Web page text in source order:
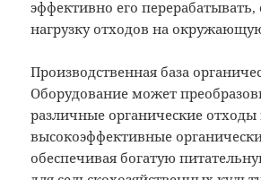
эффективно его перерабатывать,
нагрузку отходов на
Производственная база
Оборудование может
различные органические отходы
высокоэффективные
обеспечивая богатую